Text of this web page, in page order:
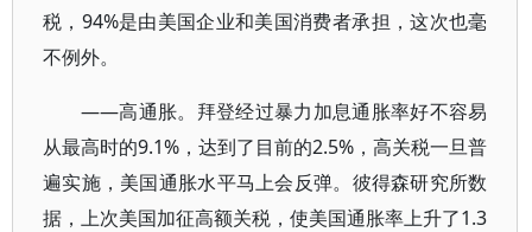
税，94%是由美国企业和美国消费者承担，这次也毫
不例外。
——高通胀。拜登经过暴力加息通胀率好不容易
从最高时的9.1%，达到了目前的2.5%，高关税一旦普
遍实施，美国通胀水平马上会反弹。彼得森研究所数
据，上次美国加征高额关税，使美国通胀率上升了1.3